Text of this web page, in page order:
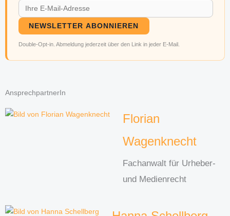
NEWSLETTER ABONNIEREN
Double-Opt-in. Abmeldung jederzeit über den Link in jeder E-Mail.
AnsprechpartnerIn
Florian
Wagenknecht
Fachanwalt für Urheber-
und Medienrecht